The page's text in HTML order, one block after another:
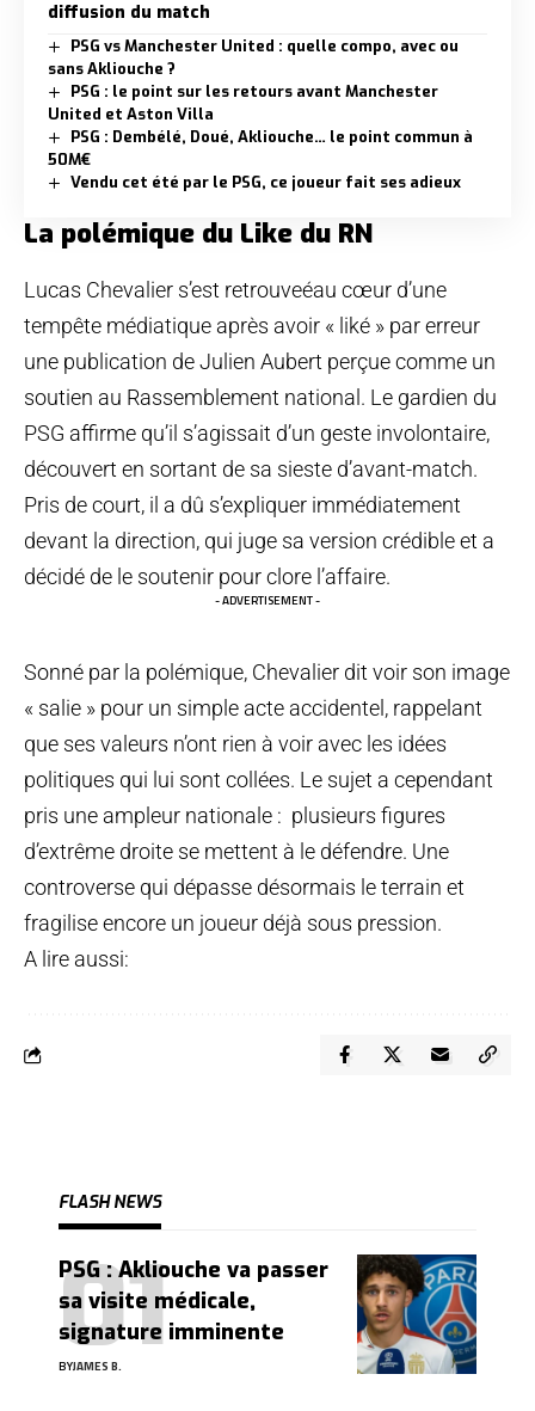
diffusion du match
PSG vs Manchester United : quelle compo, avec ou
sans Akliouche ?
PSG : le point sur les retours avant Manchester
United et Aston Villa
PSG : Dembélé, Doué, Akliouche… le point commun à
50M€
Vendu cet été par le PSG, ce joueur fait ses adieux
La polémique du Like du RN
Lucas Chevalier s’est retrouveéau cœur d’une
tempête médiatique après avoir « liké » par erreur
une publication de Julien Aubert perçue comme un
soutien au Rassemblement national. Le gardien du
PSG affirme qu’il s’agissait d’un geste involontaire,
découvert en sortant de sa sieste d’avant-match.
Pris de court, il a dû s’expliquer immédiatement
devant la direction, qui juge sa version crédible et a
décidé de le soutenir pour clore l’affaire.
- ADVERTISEMENT -
Sonné par la polémique, Chevalier dit voir son image
« salie » pour un simple acte accidentel, rappelant
que ses valeurs n’ont rien à voir avec les idées
politiques qui lui sont collées. Le sujet a cependant
pris une ampleur nationale : plusieurs figures
d’extrême droite se mettent à le défendre. Une
controverse qui dépasse désormais le terrain et
fragilise encore un joueur déjà sous pression.
A lire aussi:
FLASH NEWS
PSG : Akliouche va passer
sa visite médicale,
signature imminente
BYJAMES B.